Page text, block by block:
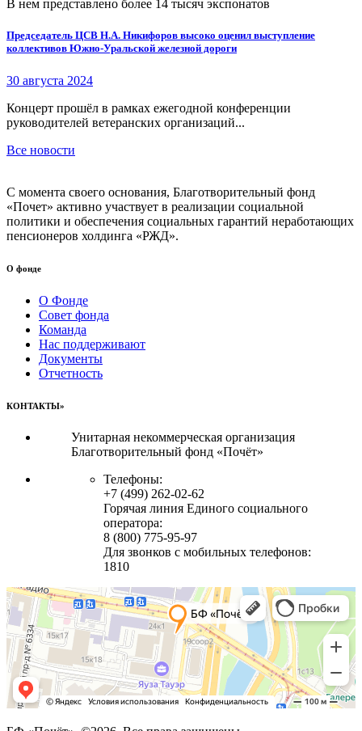
В нем представлено более 14 тысяч экспонатов
Председатель ЦСВ Н.А. Никифоров высоко оценил выступление
коллективов Южно-Уральской железной дороги
30 августа 2024
Концерт прошёл в рамках ежегодной конференции
руководителей ветеранских организаций...
Все новости
С момента своего основания, Благотворительный фонд
«Почет» активно участвует в реализации социальной
политики и обеспечения социальных гарантий неработающих
пенсионеров холдинга «РЖД».
О фонде
О Фонде
Совет фонда
Команда
Нас поддерживают
Документы
Отчетность
КОНТАКТЫ»
Унитарная некоммерческая организация
Благотворительный фонд «Почёт»
Телефоны:
+7 (499) 262-02-62
Горячая линия Единого социального
оператора:
8 (800) 775-95-97
Для звонков с мобильных телефонов:
1810